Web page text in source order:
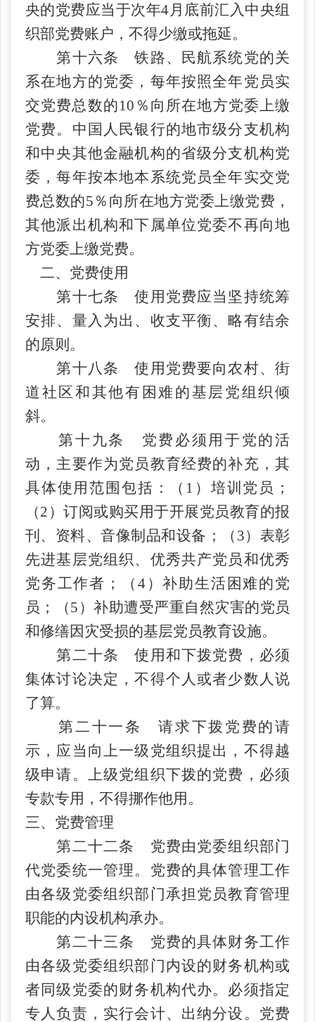
央的党费应当于次年4月底前汇入中央组
织部党费账户，不得少缴或拖延。
第十六条 铁路、民航系统党的关
系在地方的党委，每年按照全年党员实
交党费总数的10％向所在地方党委上缴
党费。中国人民银行的地市级分支机构
和中央其他金融机构的省级分支机构党
委，每年按本地本系统党员全年实交党
费总数的5％向所在地方党委上缴党费，
其他派出机构和下属单位党委不再向地
方党委上缴党费。
二、党费使用
第十七条 使用党费应当坚持统筹
安排、量入为出、收支平衡、略有结余
的原则。
第十八条 使用党费要向农村、街
道社区和其他有困难的基层党组织倾
斜。
第十九条 党费必须用于党的活
动，主要作为党员教育经费的补充，其
具体使用范围包括：（ 1）培训党员；
（2）订阅或购买用于开展党员教育的报
刊、资料、音像制品和设备；（3）表彰
先进基层党组织、优秀共产党员和优秀
党务工作者；（4）补助生活困难的党
员；（5）补助遭受严重自然灾害的党员
和修缮因灾受损的基层党员教育设施。
第二十条 使用和下拨党费，必须
集体讨论决定，不得个人或者少数人说
了算。
第二十一条 请求下拨党费的请
示，应当向上一级党组织提出，不得越
级申请。上级党组织下拨的党费，必须
专款专用，不得挪作他用。
三、党费管理
第二十二条 党费由党委组织部门
代党委统一管理。党费的具体管理工作
由各级党委组织部门承担党员教育管理
职能的内设机构承办。
第二十三条 党费的具体财务工作
由各级党委组织部门内设的财务机构或
者同级党委的财务机构代办。必须指定
专人负责，实行会计、出纳分设。党费